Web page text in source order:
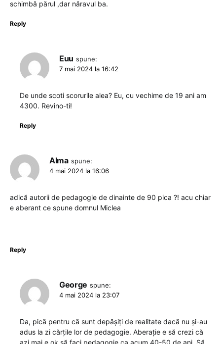
schimbă părul ,dar năravul ba.
Reply
Euu spune:
7 mai 2024 la 16:42
De unde scoti scorurile alea? Eu, cu vechime de 19 ani am
4300. Revino-ti!
Reply
Alma spune:
4 mai 2024 la 16:06
adică autorii de pedagogie de dinainte de 90 pica ?! acu chiar
e aberant ce spune domnul Miclea
Reply
George spune:
4 mai 2024 la 23:07
Da, pică pentru că sunt depășiți de realitate dacă nu și-au
adus la zi cărțile lor de pedagogie. Aberație e să crezi că